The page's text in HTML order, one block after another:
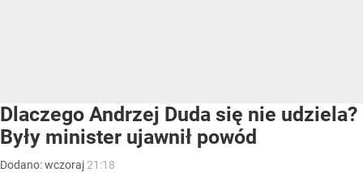
Dlaczego Andrzej Duda się nie udziela?
Były minister ujawnił powód
Dodano:wczoraj 21:18